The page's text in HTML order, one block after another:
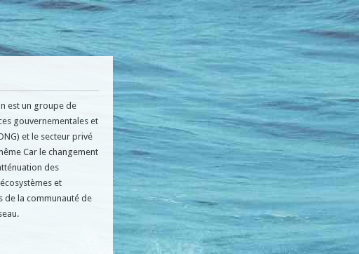
est un groupe de
gouvernementales et
et le secteur privé
Car le changement
des
et
de la communauté de